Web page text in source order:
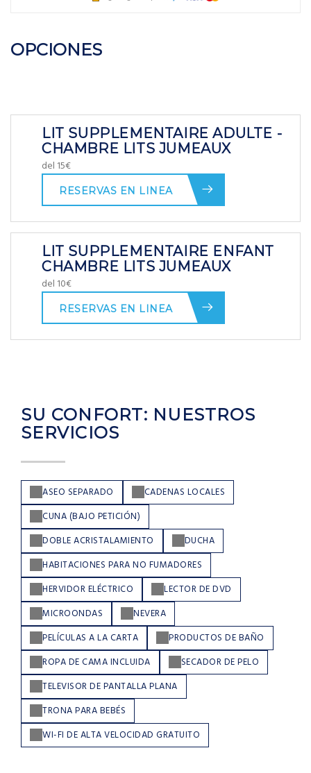
OPCIONES
LIT SUPPLEMENTAIRE ADULTE -
CHAMBRE LITS JUMEAUX
del 15€
RESERVAS EN LINEA
LIT SUPPLEMENTAIRE ENFANT
CHAMBRE LITS JUMEAUX
del 10€
RESERVAS EN LINEA
SU CONFORT: NUESTROS
SERVICIOS
ASEO SEPARADO
CADENAS LOCALES
CUNA (BAJO PETICIÓN)
DOBLE ACRISTALAMIENTO
DUCHA
HABITACIONES PARA NO FUMADORES
HERVIDOR ELÉCTRICO
LECTOR DE DVD
MICROONDAS
NEVERA
PELÍCULAS A LA CARTA
PRODUCTOS DE BAÑO
ROPA DE CAMA INCLUIDA
SECADOR DE PELO
TELEVISOR DE PANTALLA PLANA
TRONA PARA BEBÉS
WI-FI DE ALTA VELOCIDAD GRATUITO